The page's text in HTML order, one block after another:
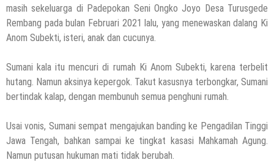
masih sekeluarga di Padepokan Seni Ongko Joyo Desa Turusgede
Rembang pada bulan Februari 2021 lalu, yang menewaskan dalang Ki
Anom Subekti, isteri, anak dan cucunya.
Sumani kala itu mencuri di rumah Ki Anom Subekti, karena terbelit
hutang. Namun aksinya kepergok. Takut kasusnya terbongkar, Sumani
bertindak kalap, dengan membunuh semua penghuni rumah.
Usai vonis, Sumani sempat mengajukan banding ke Pengadilan Tinggi
Jawa Tengah, bahkan sampai ke tingkat kasasi Mahkamah Agung.
Namun putusan hukuman mati tidak berubah.